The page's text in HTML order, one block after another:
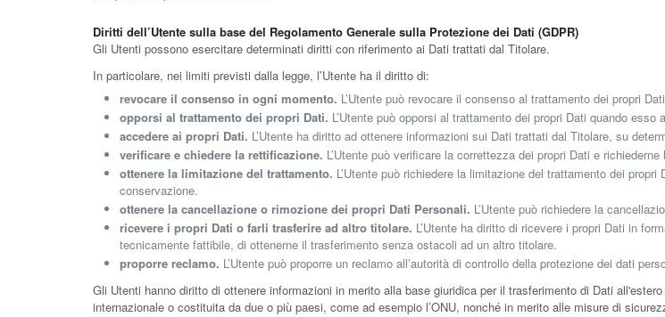
Diritti dell’Utente sulla base del Regolamento Generale sulla Protezione dei Dati (GDPR)
Gli Utenti possono esercitare determinati diritti con riferimento ai Dati trattati dal Titolare.
In particolare, nei limiti previsti dalla legge, l’Utente ha il diritto di:
revocare il consenso in ogni momento. L’Utente può revocare il consenso al trattamento dei propri
opporsi al trattamento dei propri Dati. L’Utente può opporsi al trattamento dei propri Dati quando
accedere ai propri Dati. L’Utente ha diritto ad ottenere informazioni sui Dati trattati dal Titolare, su
verificare e chiedere la rettificazione. L’Utente può verificare la correttezza dei propri Dati e
ottenere la limitazione del trattamento. L’Utente può richiedere la limitazione del trattamento dei
conservazione.
ottenere la cancellazione o rimozione dei propri Dati Personali. L’Utente può richiedere la
ricevere i propri Dati o farli trasferire ad altro titolare. L’Utente ha diritto di ricevere i propri Dati in
tecnicamente fattibile, di ottenerne il trasferimento senza ostacoli ad un altro titolare.
proporre reclamo. L’Utente può proporre un reclamo all’autorità di controllo della protezione dei dati
Gli Utenti hanno diritto di ottenere informazioni in merito alla base giuridica per il trasferimento di Dati
internazionale o costituita da due o più paesi, come ad esempio l’ONU, nonché in merito alle misure di